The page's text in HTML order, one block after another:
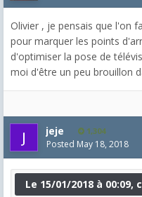
Olivier , je pensais que l'on
pour marquer les points
d'optimiser la pose de
moi d'être un peu brouillon
jeje 1,304
Posted May 18, 2018
Le 15/01/2018 à 00:09,